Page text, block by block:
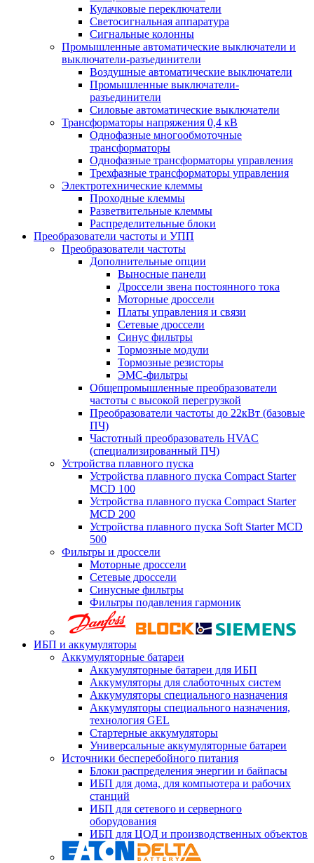
Кулачковые переключатели
Светосигнальная аппаратура
Сигнальные колонны
Промышленные автоматические выключатели и
выключатели-разъединители
Воздушные автоматические выключатели
Промышленные выключатели-
разъединители
Силовые автоматические выключатели
Трансформаторы напряжения 0,4 кВ
Однофазные многообмоточные
трансформаторы
Однофазные трансформаторы управления
Трехфазные трансформаторы управления
Электротехнические клеммы
Проходные клеммы
Разветвительные клеммы
Распределительные блоки
Преобразователи частоты и УПП
Преобразователи частоты
Дополнительные опции
Выносные панели
Дроссели звена постоянного тока
Моторные дроссели
Платы управления и связи
Сетевые дроссели
Синус фильтры
Тормозные модули
Тормозные резисторы
ЭМС-фильтры
Общепромышленные преобразователи
частоты с высокой перегрузкой
Преобразователи частоты до 22кВт (базовые
ПЧ)
Частотный преобразователь HVAC
(специализированный ПЧ)
Устройства плавного пуска
Устройства плавного пуска Compact Starter
MCD 100
Устройства плавного пуска Compact Starter
MCD 200
Устройства плавного пуска Soft Starter MCD
500
Фильтры и дроссели
Моторные дроссели
Сетевые дроссели
Синусные фильтры
Фильтры подавления гармоник
ИБП и аккумуляторы
Аккумуляторные батареи
Аккумуляторные батареи для ИБП
Аккумуляторы для слаботочных систем
Аккумуляторы специального назначения
Аккумуляторы специального назначения,
технология GEL
Стартерные аккумуляторы
Универсальные аккумуляторные батареи
Источники бесперебойного питания
Блоки распределения энергии и байпасы
ИБП для дома, для компьютера и рабочих
станций
ИБП для сетевого и серверного
оборудования
ИБП для ЦОД и производственных объектов